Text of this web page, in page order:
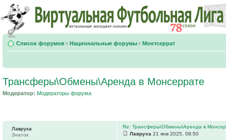
Список форумов ‹ Национальные форумы ‹ Монтсеррат
Трансферы\Обмены\Аренда в Монсеррате
Модератор: Модераторы форума
Re: Трансферы\Обмены\Аренда в
Лавруха 21 янв 2025, 08:50
Лавруха
Знаток